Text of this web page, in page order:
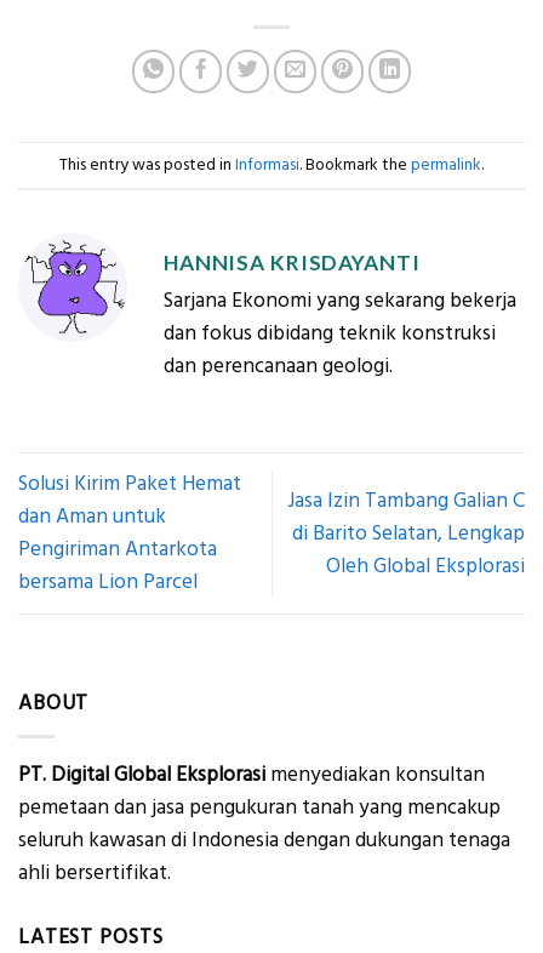
This entry was posted in Informasi. Bookmark the permalink.
HANNISA KRISDAYANTI
Sarjana Ekonomi yang sekarang bekerja
dan fokus dibidang teknik konstruksi
dan perencanaan geologi.
Solusi Kirim Paket Hemat
dan Aman untuk
Pengiriman Antarkota
bersama Lion Parcel
Jasa Izin Tambang Galian C
di Barito Selatan, Lengkap
Oleh Global Eksplorasi
ABOUT
PT. Digital Global Eksplorasi menyediakan konsultan
pemetaan dan jasa pengukuran tanah yang mencakup
seluruh kawasan di Indonesia dengan dukungan tenaga
ahli bersertifikat.
LATEST POSTS